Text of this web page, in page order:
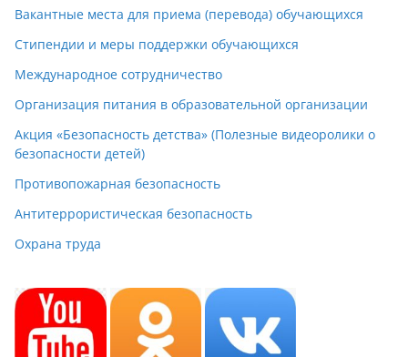
Вакантные места для приема (перевода) обучающихся
Стипендии и меры поддержки обучающихся
Международное сотрудничество
Организация питания в образовательной организации
Акция «Безопасность детства» (Полезные видеоролики о
безопасности детей)
Противопожарная безопасность
Антитеррористическая безопасность
Охрана труда